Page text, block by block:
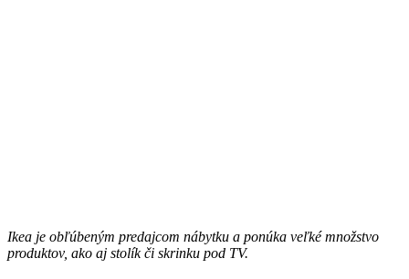
Ikea je obľúbeným predajcom nábytku a ponúka veľké množstvo
produktov, ako aj stolík či skrinku pod TV.